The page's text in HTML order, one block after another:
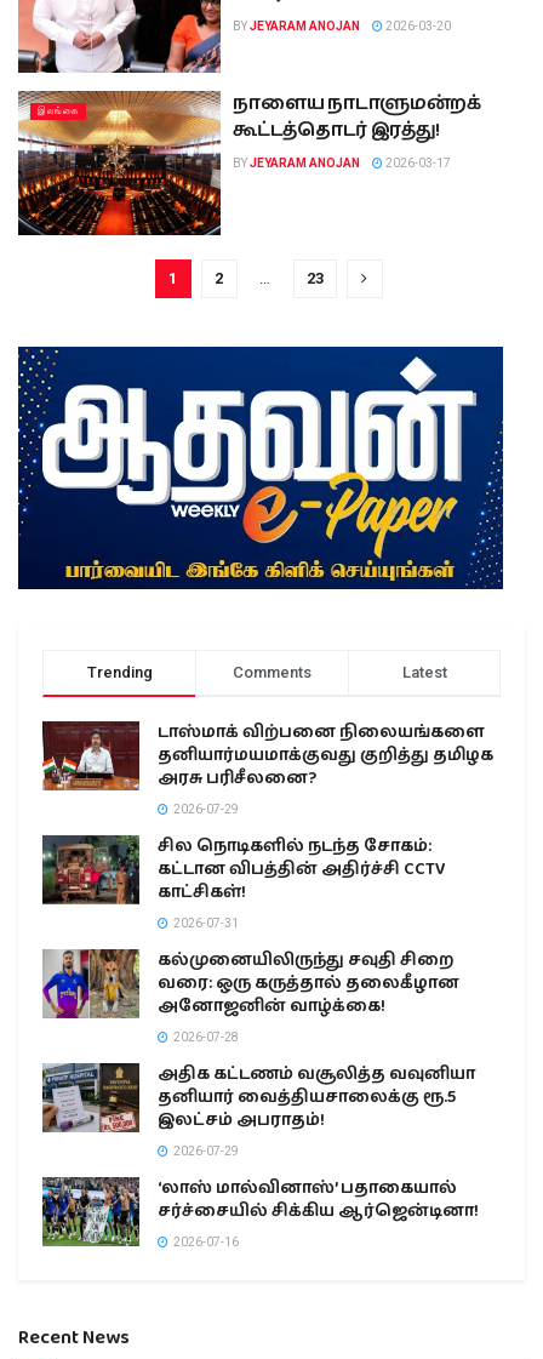
BYJEYARAM ANOJAN 2026-03-20
இலங்கை
நாளைய நாடாளுமன்றக்
கூட்டத்தொடர் இரத்து!
BYJEYARAM ANOJAN 2026-03-17
1 2 … 23
Trending Comments Latest
டாஸ்மாக் விற்பனை நிலையங்களை
தனியார்மயமாக்குவது குறித்து தமிழக
அரசு பரிசீலனை?
2026-07-29
சில நொடிகளில் நடந்த சோகம்:
கட்டான விபத்தின் அதிர்ச்சி CCTV
காட்சிகள்!
2026-07-31
கல்முனையிலிருந்து சவுதி சிறை
வரை: ஒரு கருத்தால் தலைகீழான
அனோஜனின் வாழ்க்கை!
2026-07-28
அதிக கட்டணம் வசூலித்த வவுனியா
தனியார் வைத்தியசாலைக்கு ரூ.5
இலட்சம் அபராதம்!
2026-07-29
‘லாஸ் மால்வினாஸ்’ பதாகையால்
சர்ச்சையில் சிக்கிய ஆர்ஜென்டினா!
2026-07-16
Recent News